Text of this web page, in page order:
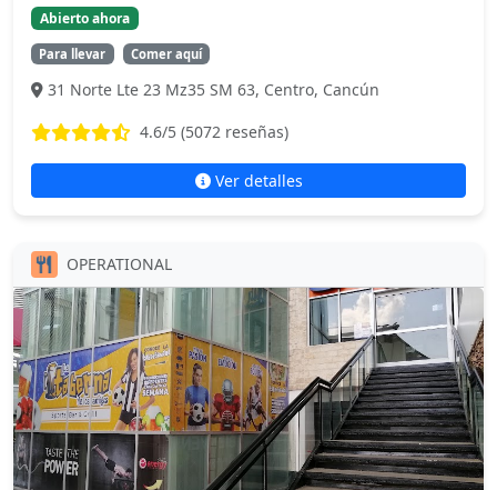
Abierto ahora
Para llevar Comer aquí
31 Norte Lte 23 Mz35 SM 63, Centro, Cancún
4.6/5 (5072 reseñas)
Ver detalles
OPERATIONAL